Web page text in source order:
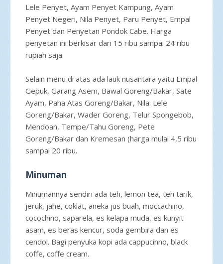
Lele Penyet, Ayam Penyet Kampung, Ayam
Penyet Negeri, Nila Penyet, Paru Penyet, Empal
Penyet dan Penyetan Pondok Cabe. Harga
penyetan ini berkisar dari 15 ribu sampai 24 ribu
rupiah saja.
Selain menu di atas ada lauk nusantara yaitu Empal
Gepuk, Garang Asem, Bawal Goreng/Bakar, Sate
Ayam, Paha Atas Goreng/Bakar, Nila. Lele
Goreng/Bakar, Wader Goreng, Telur Spongebob,
Mendoan, Tempe/Tahu Goreng, Pete
Goreng/Bakar dan Kremesan (harga mulai 4,5 ribu
sampai 20 ribu.
Minuman
Minumannya sendiri ada teh, lemon tea, teh tarik,
jeruk, jahe, coklat, aneka jus buah, moccachino,
cocochino, saparela, es kelapa muda, es kunyit
asam, es beras kencur, soda gembira dan es
cendol. Bagi penyuka kopi ada cappucinno, black
coffe, coffe cream.